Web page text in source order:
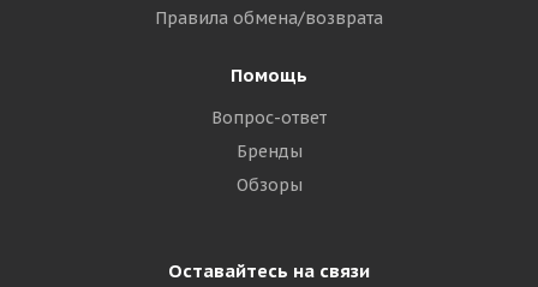
Правила обмена/возврата
Помощь
Вопрос-ответ
Бренды
Обзоры
Оставайтесь на связи